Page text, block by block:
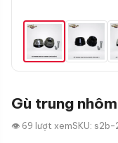
Gù trung
👁 69 lượt xemSKU: